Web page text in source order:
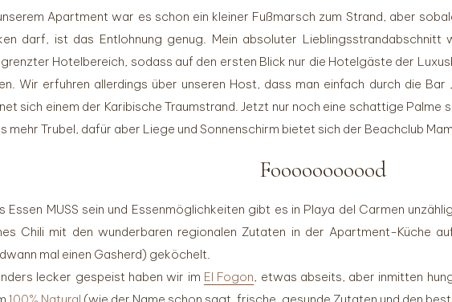
Apartment war es schon ein kleiner Fußmarsch zum Strand, aber
darf, ist das Entlohnung genug. Mein absoluter
Hotelbereich, sodass auf den ersten Blick nur die Hotelgäste der
Wir erfuhren allerdings über unseren Host, dass man einfach durch die Bar
sich einem der Karibische Traumstrand. Jetzt nur noch eine schattige Palme
mehr Trubel, dafür aber Liege und Sonnenschirm bietet sich der Beachclub
Fooooooooood
Essen MUSS sein und Essenmöglichkeiten gibt es in Playa del Carmen
Chili mit den wunderbaren regionalen Zutaten in der Apartment-Küche
mal einen Gasherd) geköchelt.
lecker gespeist haben wir im El Fogon, etwas abseits, aber inmitten